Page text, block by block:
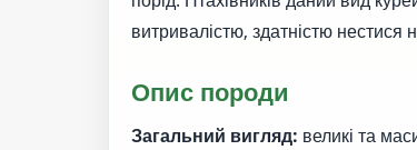
витривалістю, здатністю
Опис породи
Загальний вигляд: великі та